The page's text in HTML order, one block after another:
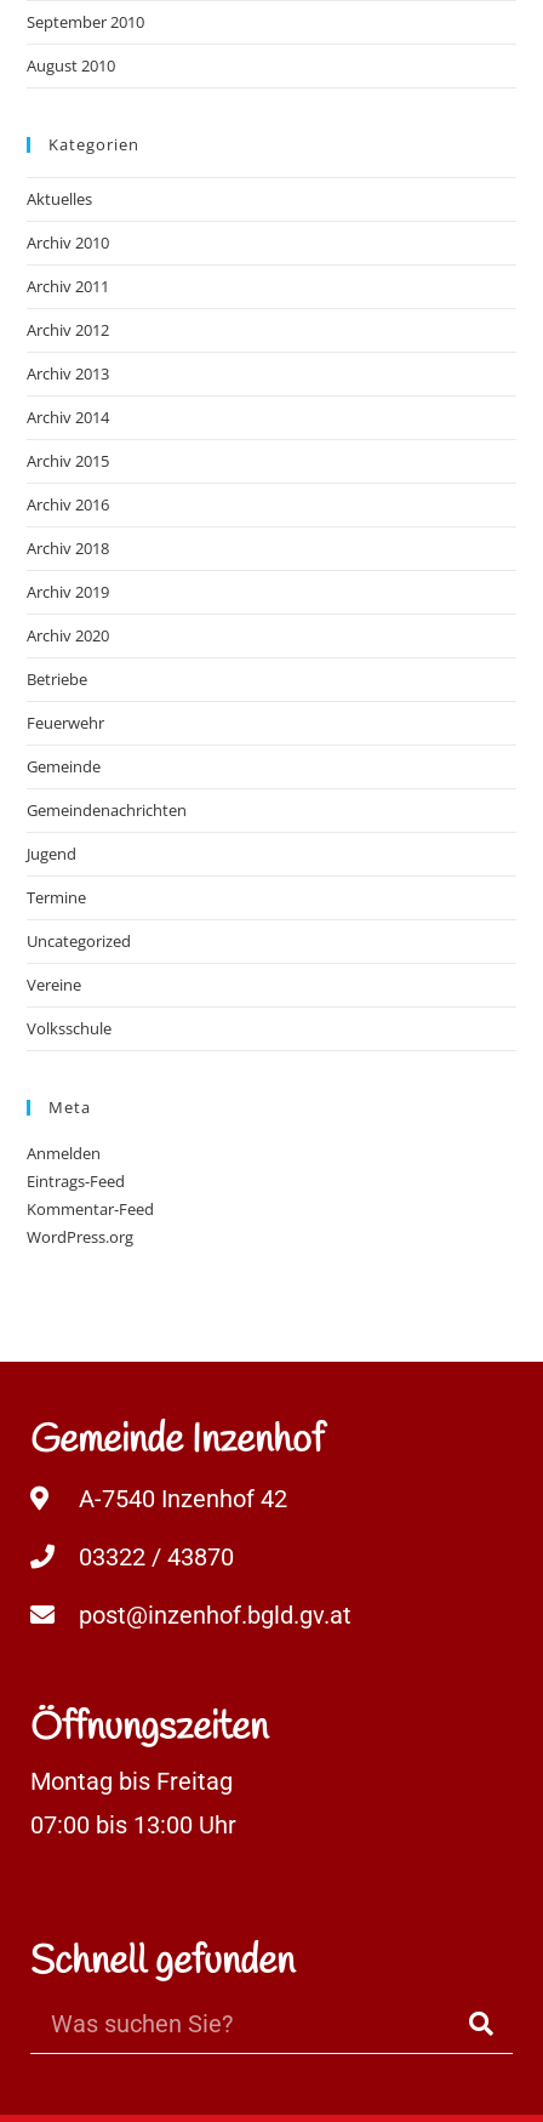
September 2010
August 2010
Kategorien
Aktuelles
Archiv 2010
Archiv 2011
Archiv 2012
Archiv 2013
Archiv 2014
Archiv 2015
Archiv 2016
Archiv 2018
Archiv 2019
Archiv 2020
Betriebe
Feuerwehr
Gemeinde
Gemeindenachrichten
Jugend
Termine
Uncategorized
Vereine
Volksschule
Meta
Anmelden
Eintrags-Feed
Kommentar-Feed
WordPress.org
Gemeinde Inzenhof
A-7540 Inzenhof 42
03322 / 43870
post@inzenhof.bgld.gv.at
Öffnungszeiten
Montag bis Freitag
07:00 bis 13:00 Uhr
Schnell gefunden